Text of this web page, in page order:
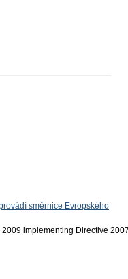
směrnice Evropského
implementing Directive